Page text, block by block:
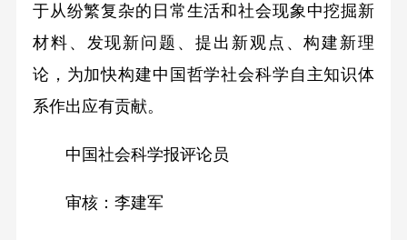
于从纷繁复杂的日常生活和社会现象中挖掘新
材料、发现新问题、提出新观点、构建新理
论，为加快构建中国哲学社会科学自主知识体
系作出应有贡献。
中国社会科学报评论员
审核：李建军